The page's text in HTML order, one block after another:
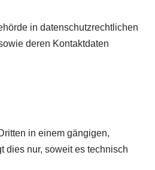
in datenschutzrechtlichen
deren Kontaktdaten
in einem gängigen,
dies nur, soweit es technisch